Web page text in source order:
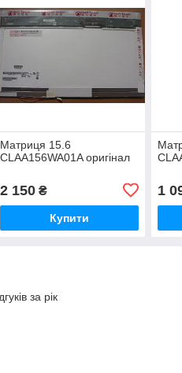
Матриця 15.6
CLAA156WA01A оригінал
2 150₴
Купити
1
за рік